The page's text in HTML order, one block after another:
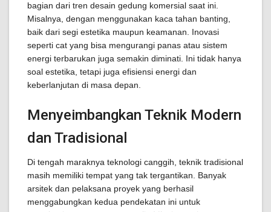
bagian dari tren desain gedung komersial saat ini.
Misalnya, dengan menggunakan kaca tahan banting,
baik dari segi estetika maupun keamanan. Inovasi
seperti cat yang bisa mengurangi panas atau sistem
energi terbarukan juga semakin diminati. Ini tidak hanya
soal estetika, tetapi juga efisiensi energi dan
keberlanjutan di masa depan.
Menyeimbangkan Teknik Modern
dan Tradisional
Di tengah maraknya teknologi canggih, teknik tradisional
masih memiliki tempat yang tak tergantikan. Banyak
arsitek dan pelaksana proyek yang berhasil
menggabungkan kedua pendekatan ini untuk